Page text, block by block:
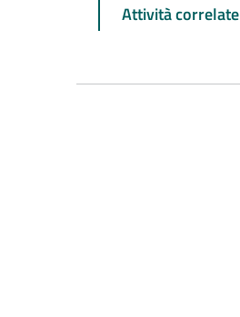
Attività correlate